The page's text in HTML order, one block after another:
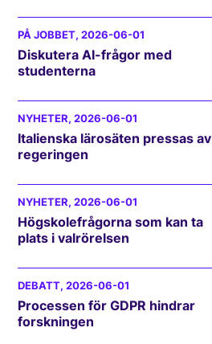
PÅ JOBBET, 2026-06-01
Diskutera AI-frågor med
studenterna
NYHETER, 2026-06-01
Italienska lärosäten pressas av
regeringen
NYHETER, 2026-06-01
Högskolefrågorna som kan ta
plats i valrörelsen
DEBATT, 2026-06-01
Processen för GDPR hindrar
forskningen